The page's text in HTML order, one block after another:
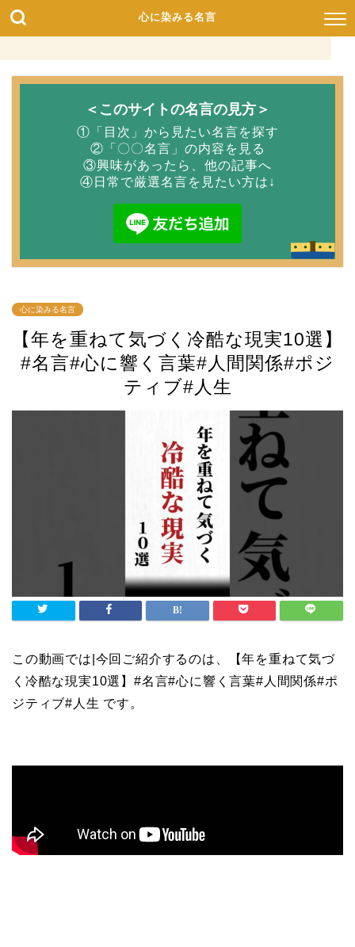
心に染みる名言
＜このサイトの名言の見方＞
①「目次」から見たい名言を探す
②「〇〇名言」の内容を見る
③興味があったら、他の記事へ
④日常で厳選名言を見たい方は↓
心に染みる名言
【年を重ねて気づく冷酷な現実10選】
#名言#心に響く言葉#人間関係#ポジ
ティブ#人生
この動画では|今回ご紹介するのは、【年を重ねて気づ
く冷酷な現実10選】#名言#心に響く言葉#人間関係#ポ
ジティブ#人生 です。